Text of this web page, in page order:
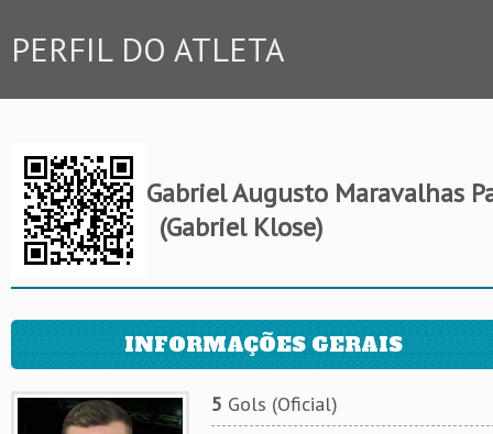
PERFIL DO ATLETA
Gabriel Augusto Maravalhas
(Gabriel Klose)
INFORMAÇÕES GERAIS
5 Gols (Oficial)